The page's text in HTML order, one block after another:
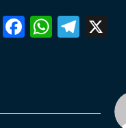
Fa W
pp
Te
m